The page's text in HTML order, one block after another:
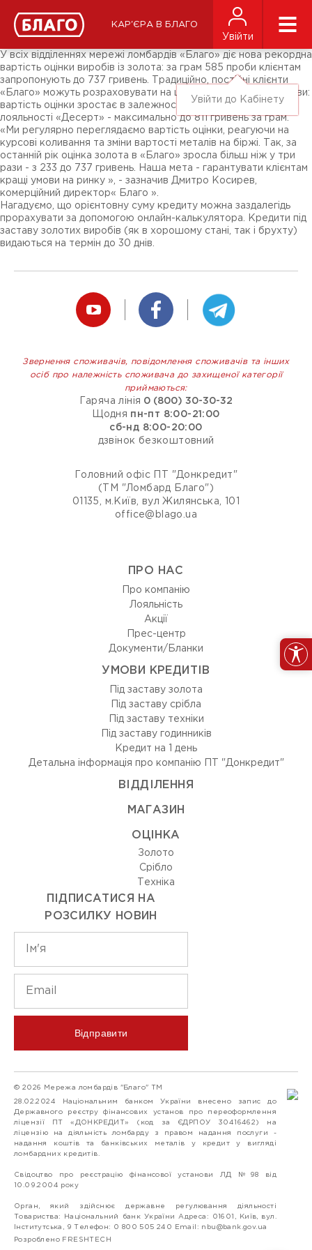
КАР'ЄРА В БЛАГО
Увійти
Увійти до Кабінету
ЗМІ про нас
Підписники соц-мереж
Ярмарки
У всіх відділеннях мережі ломбардів «Благо» діє нова рекордна
вартість оцінки виробів із золота: за грам 585 проби клієнтам
запропонують до 737 гривень. Традиційно, постійні клієнти
«Благо» можуть розраховувати на ще більш привабливі умови:
вартість оцінки зростає в залежності від статусу у програмі
лояльності «Десерт» - максимально до 811 гривень за грам.
«Ми регулярно переглядаємо вартість оцінки, реагуючи на
курсові коливання та зміни вартості металів на біржі. Так, за
останній рік оцінка золота в «Благо» зросла більш ніж у три
рази - з 233 до 737 гривень. Наша мета - гарантувати клієнтам
кращі умови на ринку », - зазначив Дмитро Косирев,
комерційний директор« Благо ».
Нагадуємо, що орієнтовну суму кредиту можна заздалегідь
прорахувати за допомогою онлайн-калькулятора. Кредити під
заставу золотих виробів (як в хорошому стані, так і брухту)
видаються на термін до 30 днів.
Звернення споживачів, повідомлення споживачів та інших
осіб про належність споживача до захищеної категорії
приймаються:
Гаряча лінія 0 (800) 30-30-32
Щодня пн-пт 8:00-21:00
сб-нд 8:00-20:00
дзвінок безкоштовний
Головний офіс ПТ "Донкредит"
(ТМ "Ломбард Благо")
01135, м.Київ, вул Жилянська, 101
office@blago.ua
ПРО НАС
Про компанію
Лояльність
Акції
Прес-центр
Документи/Бланки
УМОВИ КРЕДИТІВ
Під заставу золота
Під заставу срібла
Під заставу техніки
Під заставу годинників
Кредит на 1 день
Детальна інформація про компанію ПТ "Донкредит"
ВIДДIЛЕННЯ
МАГАЗИН
ОЦIНКА
Золото
Срiбло
Технiка
ПІДПИСАТИСЯ НА
РОЗСИЛКУ НОВИН
Відправити
© 2026 Мережа ломбардів "Благо" ТМ
28.02.2024 Національним банком України внесено запис до
Державного реєстру фінансових установ про переоформлення
ліцензії ПТ «ДОНКРЕДИТ» (код за ЄДРПОУ 30416462) на
ліцензію на діяльність ломбарду з правом надання послуги -
надання коштів та банківських металів у кредит у вигляді
ломбардних кредитів.
Свідоцтво про реєстрацію фінансової установи ЛД №98 від
10.09.2004 року
Орган, який здійснює державне регулювання діяльності
Товариства: Національний банк України Адреса: 01601, Київ, вул.
Інститутська, 9 Телефон: 0 800 505 240 Email: nbu@bank.gov.ua
Розроблено FRESHTECH